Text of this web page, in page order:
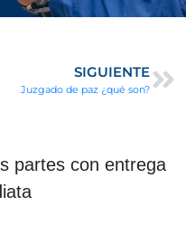
SIGUIENTE
Juzgado de paz ¿qué son?
partes con entrega